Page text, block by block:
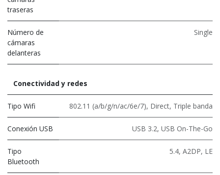
traseras
Número de
cámaras
delanteras
Single
Conectividad y redes
Tipo Wifi 802.11 (a/b/g/n/ac/6e/7), Direct, Triple banda
Conexión USB USB 3.2, USB On-The-Go
Tipo
Bluetooth
5.4, A2DP, LE